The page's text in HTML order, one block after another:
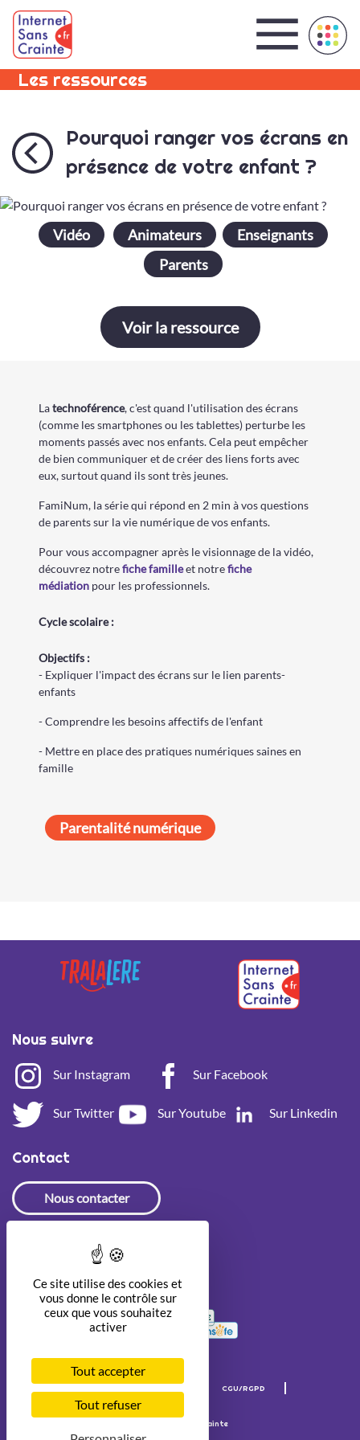
Panneau de gestion des cookies
Ce site utilise des cookies et
vous donne le contrôle sur
ceux que vous souhaitez
activer
Tout accepter
Tout refuser
Les ressources
Pourquoi ranger vos écrans en
présence de votre enfant ?
Vidéo Animateurs
Enseignants
Parents
Voir la ressource
Latechnoférence, c'est quand l'utilisation des écrans
(comme les smartphones ou les tablettes) perturbe les
moments passés avec nos enfants. Cela peut empêcher
de bien communiquer et de créer des liens forts avec
eux, surtout quand ils sont très jeunes.
FamiNum, la série qui répond en 2 min à vos questions
de parents sur la vie numérique de vos enfants.
Pour vous accompagner après le visionnage de la vidéo,
découvrez notrefiche familleet notrefiche
médiation pour les professionnels.
Cyclescolaire:
Objectifs :
- Expliquer l'impact des écrans sur le lien parents-
enfants
- Comprendre les besoins affectifs de l'enfant
- Mettre en place des pratiques numériques saines en
famille
Parentalité numérique
Contact
Nous contacter
Nous suivre
Sur Instagram Sur Facebook
Sur Twitter Sur Youtube Sur Linkedin
CGU/RGPD
Accessibilité
© Internet Sans Crainte